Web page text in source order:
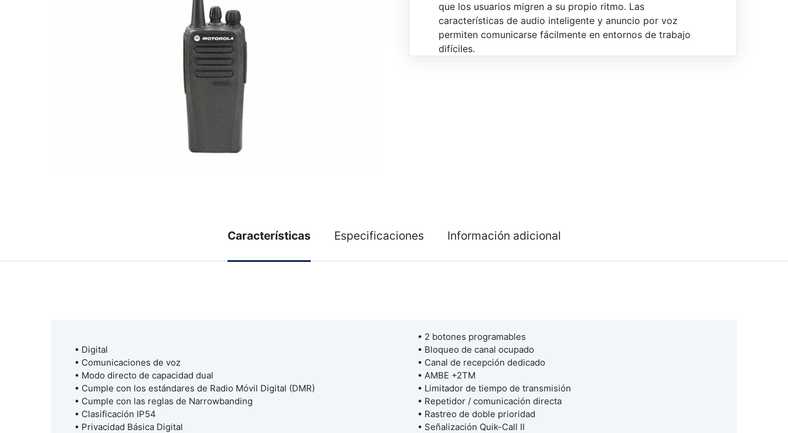
que los usuarios migren a su propio ritmo. Las
características de audio inteligente y anuncio por voz
permiten comunicarse fácilmente en entornos de trabajo
difíciles.
Características Especificaciones Información adicional
• Digital
• Comunicaciones de voz
• Modo directo de capacidad dual
• Cumple con los estándares de Radio Móvil Digital (DMR)
• Cumple con las reglas de Narrowbanding
• Clasificación IP54
• Privacidad Básica Digital
• 2 botones programables
• Bloqueo de canal ocupado
• Canal de recepción dedicado
• AMBE +2TM
• Limitador de tiempo de transmisión
• Repetidor / comunicación directa
• Rastreo de doble prioridad
• Señalización Quik-Call II